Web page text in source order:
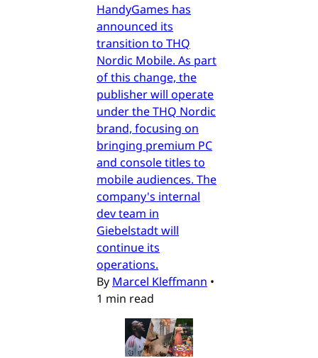
HandyGames has
announced its
transition to THQ
Nordic Mobile. As part
of this change, the
publisher will operate
under the THQ Nordic
brand, focusing on
bringing premium PC
and console titles to
mobile audiences. The
company's internal
dev team in
Giebelstadt will
continue its
operations.
By Marcel Kleffmann •
1 min read